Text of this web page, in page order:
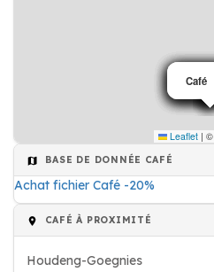
Café
Café
Café
Café
Café
Café
Leaflet | ©
BASE DE DONNÉE CAFÉ
Achat fichier Café -20%
CAFÉ À PROXIMITÉ
Houdeng-Goegnies